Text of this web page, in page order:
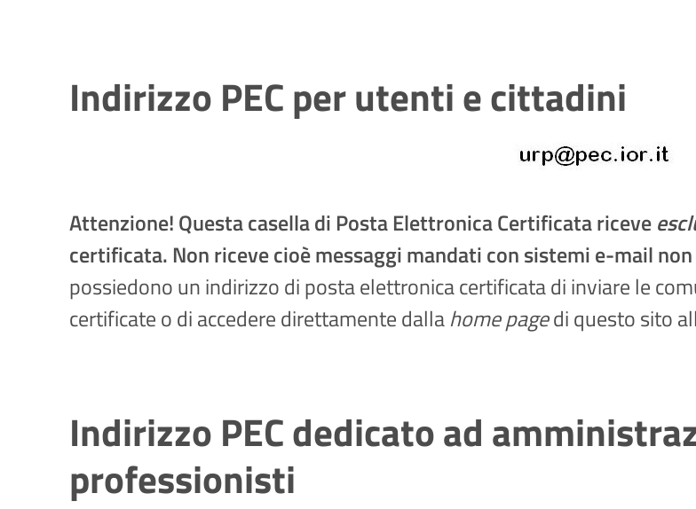
Indirizzo PEC per utenti e cittadini
Attenzione! Questa casella di Posta Elettronica Certificata riceve
certificata. Non riceve cioè messaggi mandati con sistemi e-mail
possiedono un indirizzo di posta elettronica certificata di inviare le
certificate o di accedere direttamente dallahome pagedi questo sito
Indirizzo PEC dedicato ad
professionisti